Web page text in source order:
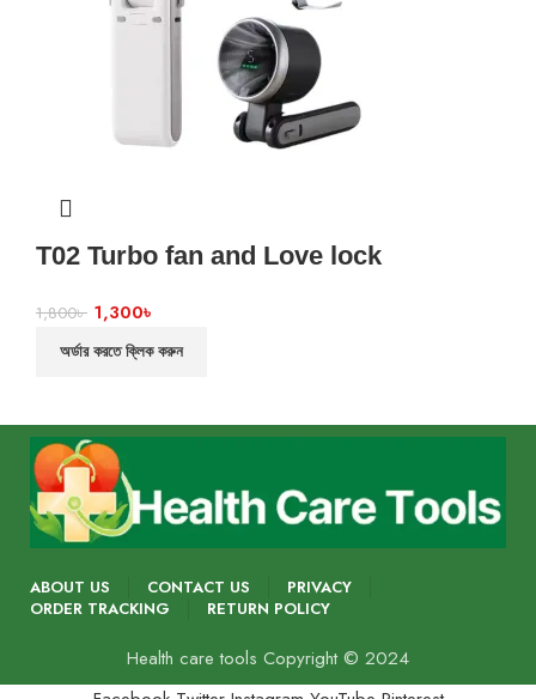
T02 Turbo fan and Love lock
1,800৳ 1,300৳
অর্ডার করতে ক্লিক করুন
ABOUT US CONTACT US
PRIVACY
ORDER TRACKING
RETURN POLICY
Health care tools Copyright © 2024